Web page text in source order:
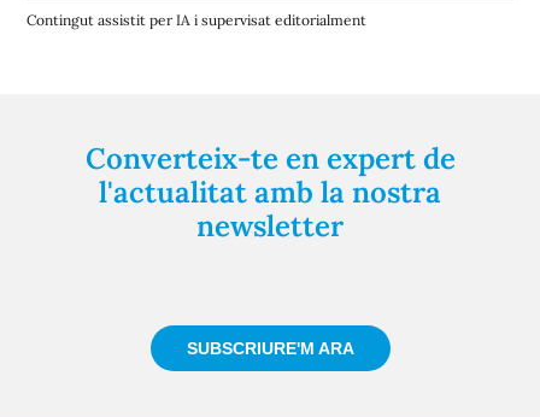
Contingut assistit per IA i supervisat editorialment
Converteix-te en expert de
l'actualitat amb la nostra
newsletter
SUBSCRIURE'M ARA